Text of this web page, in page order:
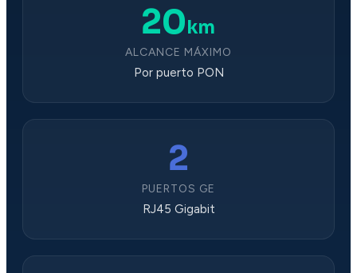
20 km
ALCANCE MÁXIMO
Por puerto PON
2
PUERTOS GE
RJ45 Gigabit